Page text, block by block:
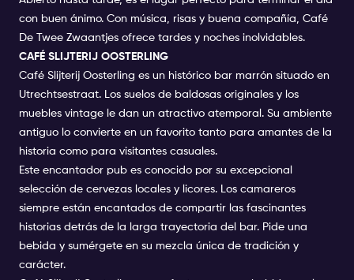
con buen ánimo. Con música, risas y buena compañía, Café
De Twee Zwaantjes ofrece tardes y noches inolvidables.
CAFÉ SLIJTERIJ OOSTERLING
Café Slijterij Oosterling es un histórico bar marrón situado en
Utrechtsestraat. Los suelos de baldosas originales y los
muebles vintage le dan un atractivo atemporal. Su ambiente
antiguo lo convierte en un favorito tanto para amantes de la
historia como para visitantes casuales.
Este encantador pub es conocido por su excepcional
selección de cervezas locales y licores. Los camareros
siempre están encantados de compartir las fascinantes
historias detrás de la larga trayectoria del bar. Pide una
bebida y sumérgete en su mezcla única de tradición y
carácter.